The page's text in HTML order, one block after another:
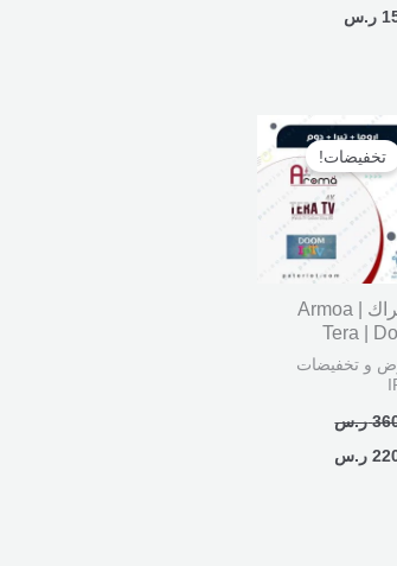
ر.س
تخفيضات!
اشتراك Armoa |
Tera |
و تخفيضات
ر.س
ر.س
السعر
الحالي
هو:
220,00 ر.س.